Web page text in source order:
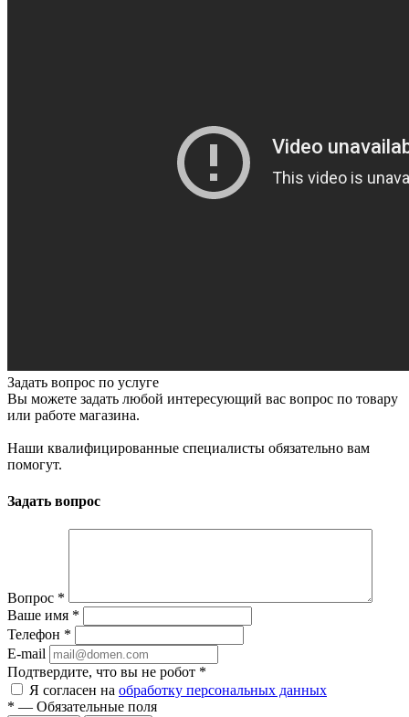
Задать вопрос по услуге
Вы можете задать любой интересующий вас вопрос по товару
или работе магазина.
Наши квалифицированные специалисты обязательно вам
помогут.
Задать вопрос
Вопрос *
Ваше имя *
Телефон *
E-mail
Подтвердите, что вы не робот *
Я согласен на обработку персональных данных
* — Обязательные поля